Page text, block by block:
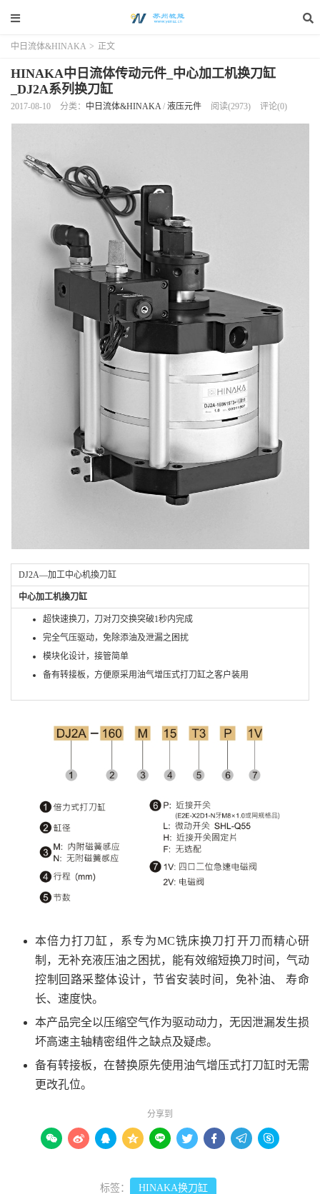
中日流体&HINAKA > 正文
HINAKA中日流体传动元件_中心加工机换刀缸
_DJ2A系列换刀缸
2017-08-10 分类： 中日流体&HINAKA/ 液压元件 阅读(2973) 评论(0)
DJ2A—加工中心机換刀缸
中心加工机換刀缸
超快速换刀，刀对刀交换突破1秒内完成
完全气压驱动，免除添油及泄漏之困扰
模块化设计，接管简单
备有转接板，方便原采用油气增压式打刀缸之客户装用
本倍力打刀缸，系专为MC铣床换刀打开刀而精心研
制，无补充液压油之困扰，能有效缩短换刀时间，气动
控制回路采整体设计，节省安装时间，免补油、 寿命
长、速度快。
本产品完全以压缩空气作为驱动动力，无因泄漏发生损
坏高速主轴精密组件之缺点及疑虑。
备有转接板，在替换原先使用油气增压式打刀缸时无需
更改孔位。
分享到
        
标签： HINAKA换刀缸